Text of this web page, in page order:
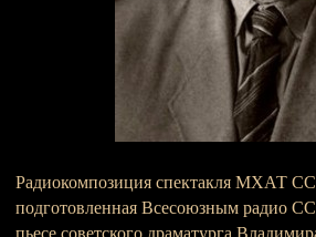
Радиокомпозиция спектакля МХАТ
подготовленная Всесоюзным радио
пьесе советского драматурга